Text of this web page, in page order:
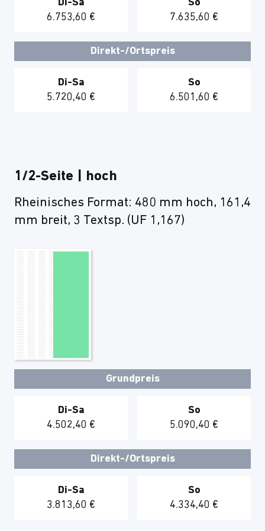
Di-Sa
6.753,60 €
So
7.635,60 €
Direkt-/Ortspreis
Di-Sa
5.720,40 €
So
6.501,60 €
1/2-Seite | hoch
Rheinisches Format: 480 mm hoch, 161,4
mm breit, 3 Textsp. (UF 1,167)
Grundpreis
Di-Sa
4.502,40 €
So
5.090,40 €
Direkt-/Ortspreis
Di-Sa
3.813,60 €
So
4.334,40 €